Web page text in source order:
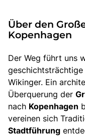
Über den
Kopenhagen
Der Weg führt uns
geschichtsträchtige
Wikinger. Ein
Überquerung der
nach Kopenhagen
vereinen sich
Stadtführung